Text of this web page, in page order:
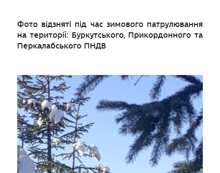
Фото відзняті під час зимового патрулювання
на території: Буркутського, Прикордонного та
Перкалабського ПНДВ